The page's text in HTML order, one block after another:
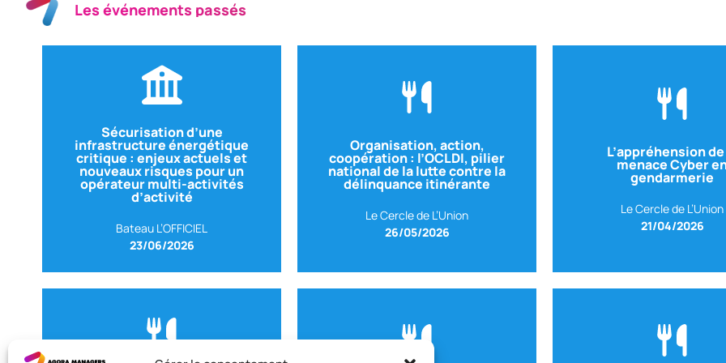
Les événements passés
Sécurisation d’une
infrastructure énergétique
critique : enjeux actuels et
nouveaux risques pour un
opérateur multi-activités
d’activité
Bateau L’OFFICIEL
23/06/2026
Avec Pierre MEFFRE
RHÔNE)– Directeur exécutif de la
Direction des Territoire
Céline NAQUIN
CNR (COMPAGNIE NATIONALE DU
RHÔNE) – Responsable sureté et
protection des sites
Organisation, action,
coopération : l’OCLDI, pilier
national de la lutte contre la
délinquance itinérante
Le Cercle de L’Union
26/05/2026
OCLDI– Colonel, Commandant
Adjoint Office central de lutte
contre la délinquance itinérante L’appréhension
menace Cyber
gendarmerie
Le Cercle de L’Union
21/04/2026
GENDARMERIE
Commandant de l’unité